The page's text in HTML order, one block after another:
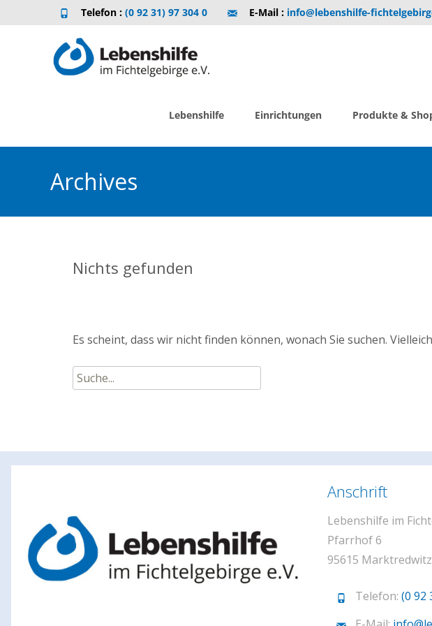
Telefon : (0 92 31) 97 304 0 E-Mail : info@lebenshilfe-
Lebenshilfe Einrichtungen Produkte &
Archives
Nichts gefunden
Es scheint, dass wir nicht finden können, wonach Sie suchen.
Suche
nach:
Anschrift
Lebenshilfe im
Pfarrhof 6
95615 Marktredwitz
Telefon:(0 92